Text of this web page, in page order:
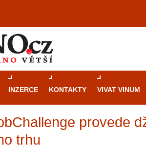
INZERCE KONTAKTY VIVAT VINUM
provede
trhu
Průvodce